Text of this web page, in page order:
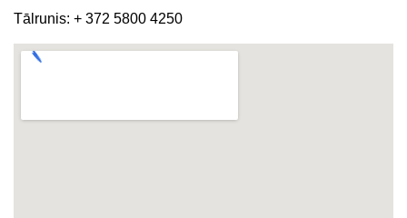
Tālrunis: + 372 5800 4250